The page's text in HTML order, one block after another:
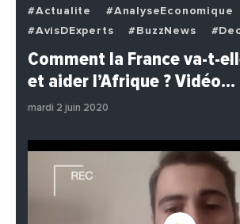
#Actualite
#AnalyseEconomique
#AvisDExperts
#BuzzNews
#EchangesMediterraneens
#Politique
Comment la France va-t-
et aider l’Afrique ? Vidéo…
mardi 2 juin 2020